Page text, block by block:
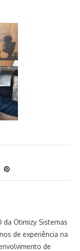
da Otimizy Sistemas
de experiência na
de